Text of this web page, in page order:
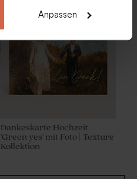
Anpassen
A5-Format
Dankeskarte Hochzeit
'Green yes' mit Foto | Texture
Kollektion